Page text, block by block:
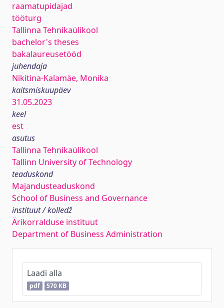
raamatupidajad
tööturg
Tallinna Tehnikaülikool
bachelor's theses
bakalaureusetööd
juhendaja
Nikitina-Kalamäe, Monika
kaitsmiskuupäev
31.05.2023
keel
est
asutus
Tallinna Tehnikaülikool
Tallinn University of Technology
teaduskond
Majandusteaduskond
School of Business and Governance
instituut / kolledž
Ärikorralduse instituut
Department of Business Administration
Laadi alla
pdf 570 KB